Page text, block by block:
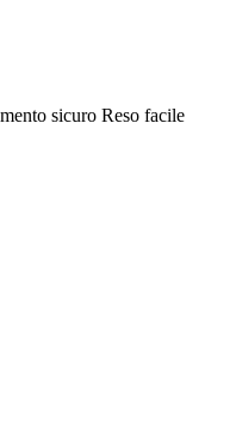
sicuro Reso facile